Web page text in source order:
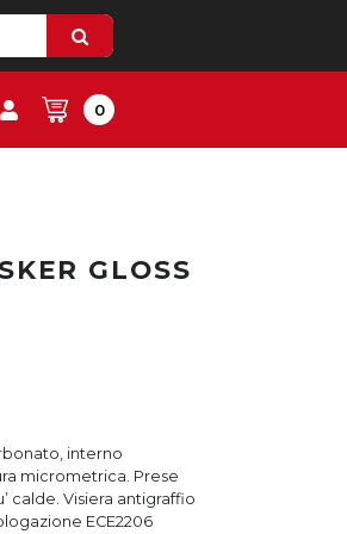
0
GLOSS
interno
micrometrica. Prese
calde. Visiera antigraffio
ECE2206